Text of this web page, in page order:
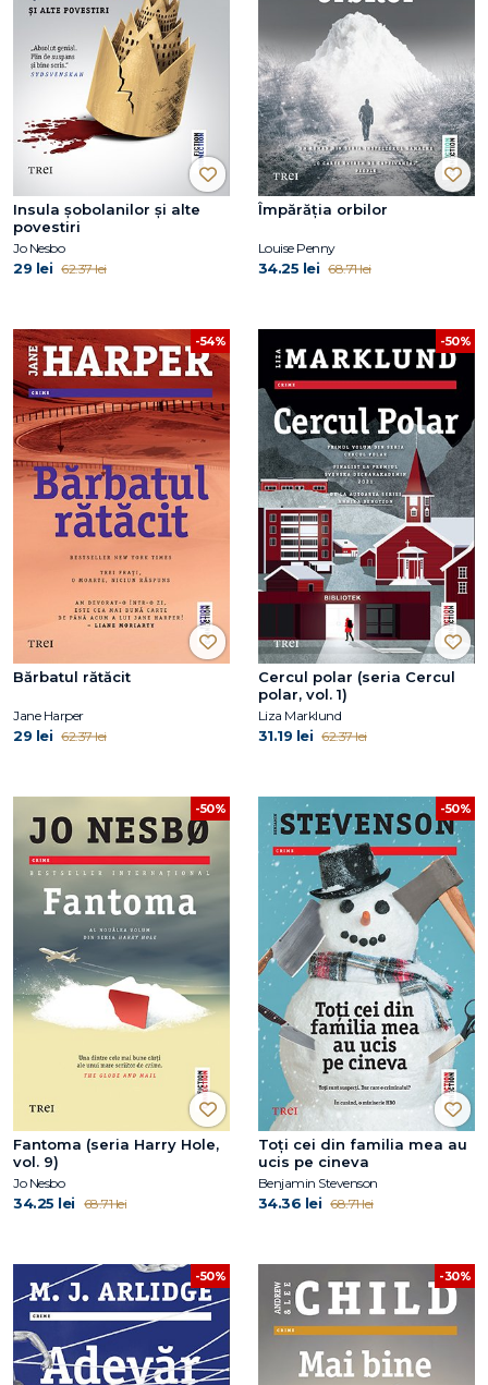
Insula șobolanilor și alte
povestiri
Jo Nesbo
29 lei 62.37 lei
Împărăția orbilor
Louise Penny
34.25 lei 68.71 lei
-54%
Bărbatul rătăcit
Jane Harper
29 lei 62.37 lei
-50%
Cercul polar (seria Cercul
polar, vol. 1)
Liza Marklund
31.19 lei 62.37 lei
-50%
Fantoma (seria Harry Hole,
vol. 9)
Jo Nesbo
34.25 lei 68.71 lei
-50%
Toți cei din familia mea au
ucis pe cineva
Benjamin Stevenson
34.36 lei 68.71 lei
-50% -30%